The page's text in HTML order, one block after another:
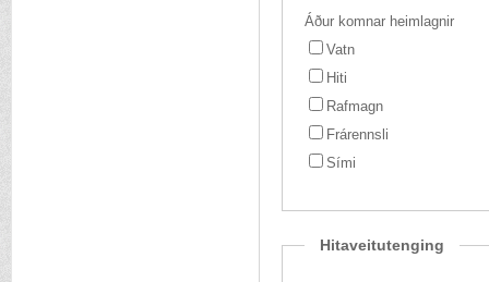
Áður komnar heimlagnir
Vatn
Hiti
Rafmagn
Frárennsli
Sími
Hitaveitutenging